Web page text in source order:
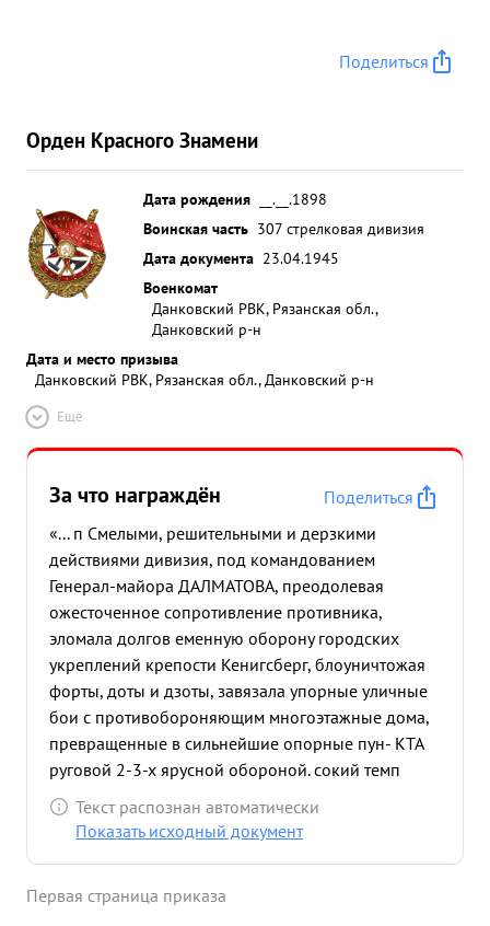
Поделиться
Орден Красного Знамени
Дата рождения
__.__.1898
Воинская часть 307 стрелковая дивизия
Дата документа 23.04.1945
Военкомат
Данковский РВК, Рязанская обл.,
Данковский р-н
Дата и место призыва
Данковский РВК, Рязанская обл., Данковский р-н
Ещё
За что награждён
Поделиться
«... п Смелыми, решительными и дерзкими
действиями дивизия, под командованием
Генерал-майора ДАЛМАТОВА, преодолевая
ожесточенное сопротивление противника,
эломала долгов еменную оборону городских
укреплений крепости Кенигсберг, блоуничтожая
форты, доты и дзоты, завязала упорные уличные
бои с противобороняющим многоэтажные дома,
превращенные в сильнейшие опорные пун- КТА
руговой 2-3-х ярусной обороной. сокий темп
наступле дивизии привелкокружению основной
группировки прот ика и ее капитуляции. ходе
боя, преодолев-18 линий траншей, 4
Текст распознан автоматически
Показать исходный документ
Первая страница приказа